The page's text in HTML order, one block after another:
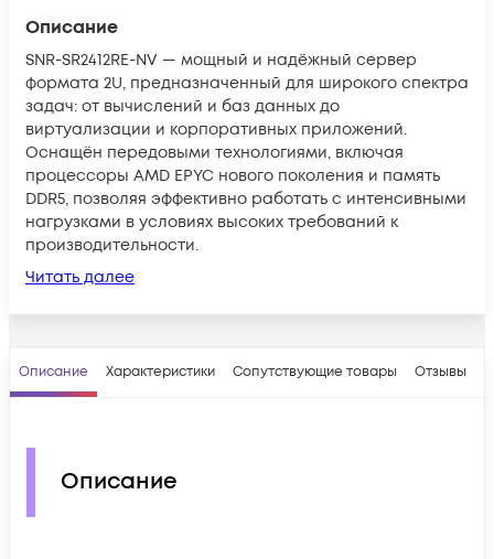
Описание
SNR-SR2412RE-NV — мощный и надёжный сервер
формата 2U, предназначенный для широкого спектра
задач: от вычислений и баз данных до
виртуализации и корпоративных приложений.
Оснащён передовыми технологиями, включая
процессоры AMD EPYC нового поколения и память
DDR5, позволяя эффективно работать с интенсивными
нагрузками в условиях высоких требований к
производительности.
Читать далее
Описание Характеристики Сопутствующие товары Отзывы
Описание